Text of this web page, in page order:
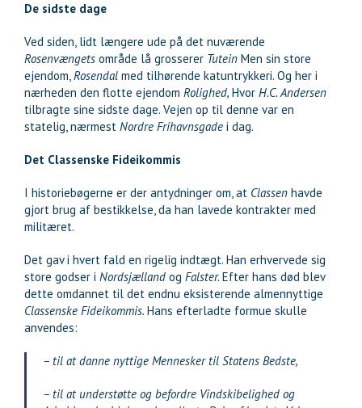
De sidste dage
Ved siden, lidt længere ude på det nuværende
Rosenvængets område lå grosserer Tutein Men sin store
ejendom,Rosendal med tilhørende katuntrykkeri. Og her i
nærheden den flotte ejendom Rolighed, Hvor H.C. Andersen
tilbragte sine sidste dage. Vejen op til denne var en
statelig, nærmest Nordre Frihavnsgade i dag.
Det Classenske Fideikommis
I historiebøgerne er der antydninger om, at Classen havde
gjort brug af bestikkelse, da han lavede kontrakter med
militæret.
Det gav i hvert fald en rigelig indtægt. Han erhvervede sig
store godser i Nordsjælland og Falster.Efter hans død blev
dette omdannet til det endnu eksisterende almennyttige
Classenske Fideikommis.Hans efterladte formue skulle
anvendes:
– til at danne nyttige Mennesker til Statens Bedste,
– til at understøtte og befordre Vindskibelighed og